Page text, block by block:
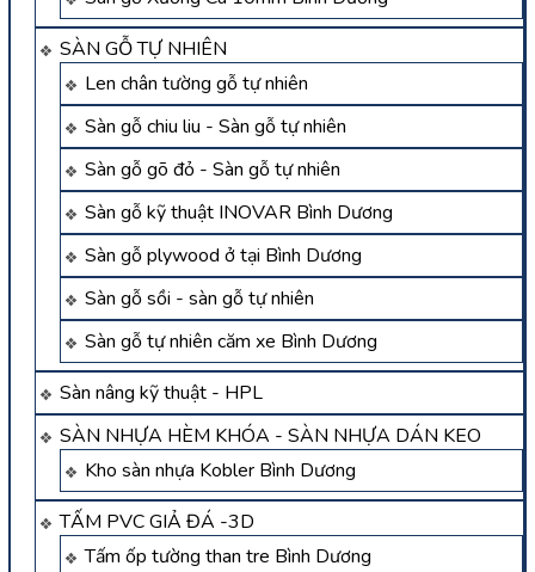
SÀN GỖ TỰ NHIÊN
Len chân tường gỗ tự nhiên
Sàn gỗ chiu liu - Sàn gỗ tự nhiên
Sàn gỗ gõ đỏ - Sàn gỗ tự nhiên
Sàn gỗ kỹ thuật INOVAR Bình Dương
Sàn gỗ plywood ở tại Bình Dương
Sàn gỗ sồi - sàn gỗ tự nhiên
Sàn gỗ tự nhiên căm xe Bình Dương
Sàn nâng kỹ thuật - HPL
SÀN NHỰA HÈM KHÓA - SÀN NHỰA DÁN KEO
Kho sàn nhựa Kobler Bình Dương
TẤM PVC GIẢ ĐÁ -3D
Tấm ốp tường than tre Bình Dương